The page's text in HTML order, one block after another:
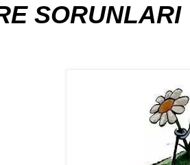
SORUNLARI